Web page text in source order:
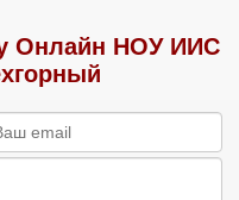
Онлайн НОУ ИИС